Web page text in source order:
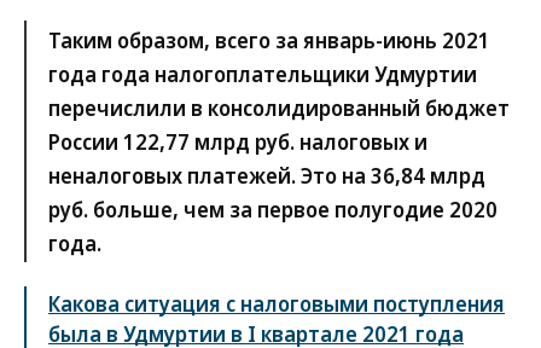
Таким образом, всего за январь-июнь 2021
года года налогоплательщики Удмуртии
перечислили в консолидированный бюджет
России 122,77 млрд руб. налоговых и
неналоговых платежей. Это на 36,84 млрд
руб. больше, чем за первое полугодие 2020
года.
Какова ситуация с налоговыми поступления
была в Удмуртии в I квартале 2021 года